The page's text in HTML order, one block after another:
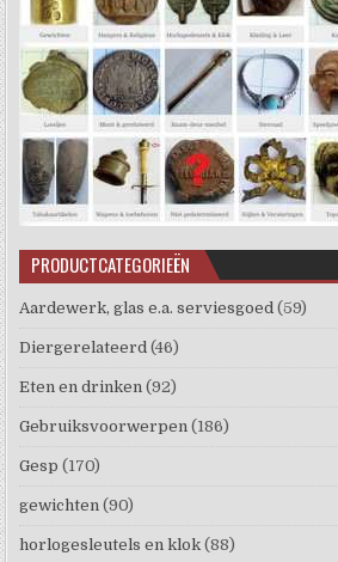
PRODUCTCATEGORIEËN
Aardewerk, glas e.a. serviesgoed (59)
Diergerelateerd (46)
Eten en drinken (92)
Gebruiksvoorwerpen (186)
Gesp (170)
gewichten (90)
horlogesleutels en klok (88)